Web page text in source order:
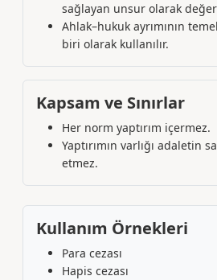
sağlayan unsur olarak
Ahlak–hukuk ayrımının
biri olarak kullanılır.
Kapsam ve Sınırlar
Her norm yaptırım içermez.
Yaptırımın varlığı adaletin
etmez.
Kullanım Örnekleri
Para cezası
Hapis cezası